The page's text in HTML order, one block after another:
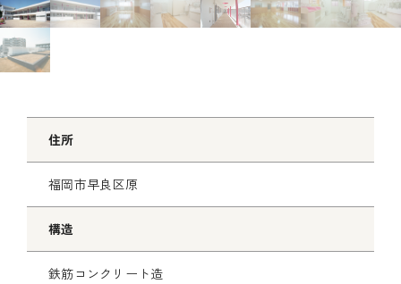
住所
福岡市早良区原
構造
鉄筋コンクリート造